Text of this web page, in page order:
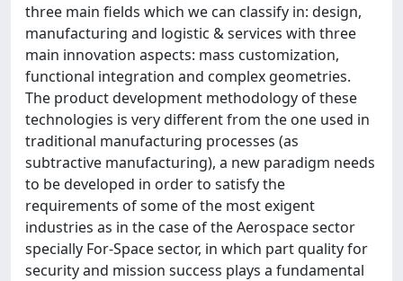
three main fields which we can classify in: design,
manufacturing and logistic & services with three
main innovation aspects: mass customization,
functional integration and complex geometries.
The product development methodology of these
technologies is very different from the one used in
traditional manufacturing processes (as
subtractive manufacturing), a new paradigm needs
to be developed in order to satisfy the
requirements of some of the most exigent
industries as in the case of the Aerospace sector
specially For-Space sector, in which part quality for
security and mission success plays a fundamental